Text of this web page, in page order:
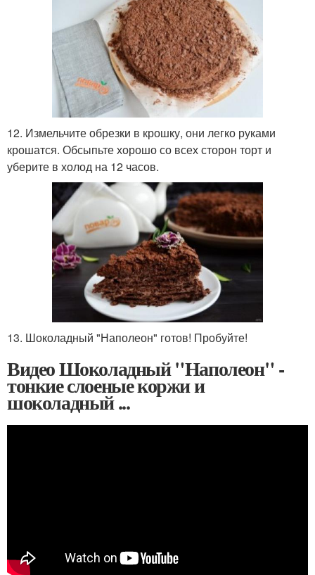
12. Измельчите обрезки в крошку, они легко руками
крошатся. Обсыпьте хорошо со всех сторон торт и
уберите в холод на 12 часов.
13. Шоколадный "Наполеон" готов! Пробуйте!
Видео Шоколадный "Наполеон" -
тонкие слоеные коржи и
шоколадный ...